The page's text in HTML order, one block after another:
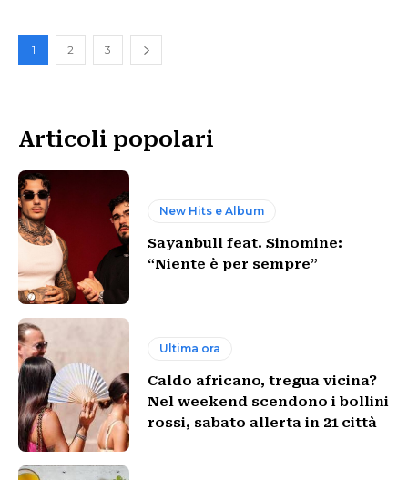
1 2 3
Articoli popolari
New Hits e Album
Sayanbull feat. Sinomine:
“Niente è per sempre”
Ultima ora
Caldo africano, tregua vicina?
Nel weekend scendono i bollini
rossi, sabato allerta in 21 città